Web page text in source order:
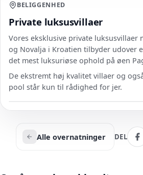
BELIGGENHED
Private luksusvillaer
Vores eksklusive private luksusvillaer
og Novalja i Kroatien tilbyder udover
det mest luksuriøse ophold på øen
De ekstremt høj kvalitet villaer og
pool står kun til rådighed for jer.
Alle overnatninger DEL